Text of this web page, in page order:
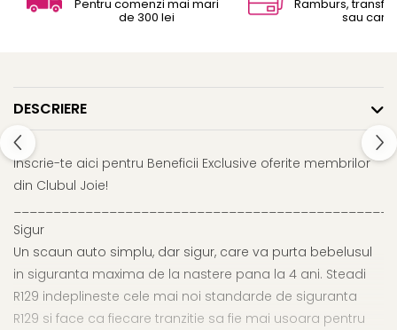
Pentru comenzi mai mari
de 300 lei
Ramburs,
sau card
DESCRIERE
Inscrie-te aici pentru Beneficii Exclusive oferite membrilor
din Clubul Joie!
Sigur
Un scaun auto simplu, dar sigur, care va purta bebelusul
in siguranta maxima de la nastere pana la 4 ani. Steadi
R129 indeplineste cele mai noi standarde de siguranta
R129 si face ca fiecare tranzitie sa fie mai usoara pentru